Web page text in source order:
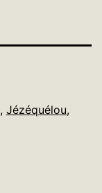
, Jézéquélou,